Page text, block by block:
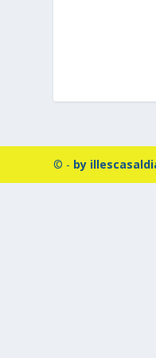
© - by